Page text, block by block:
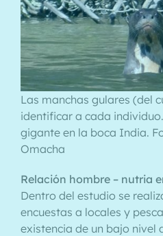
Las manchas gulares (del
identificar a cada
gigante en la boca India.
Omacha
Relación hombre – nutria
Dentro del estudio se
encuestas a locales y
existencia de un bajo nivel